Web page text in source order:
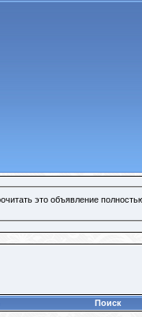
это объявление
Поиск